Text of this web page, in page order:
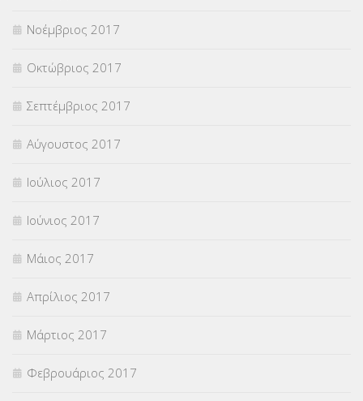
Νοέμβριος 2017
Οκτώβριος 2017
Σεπτέμβριος 2017
Αύγουστος 2017
Ιούλιος 2017
Ιούνιος 2017
Μάιος 2017
Απρίλιος 2017
Μάρτιος 2017
Φεβρουάριος 2017